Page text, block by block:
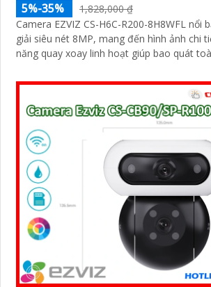
5%-35%
1,828,000 ₫
Camera EZVIZ CS-H6C-R200-8H8WFL nổi
giải siêu nét 8MP, mang đến hình ảnh chi tiết
năng quay xoay linh hoạt giúp bao quát